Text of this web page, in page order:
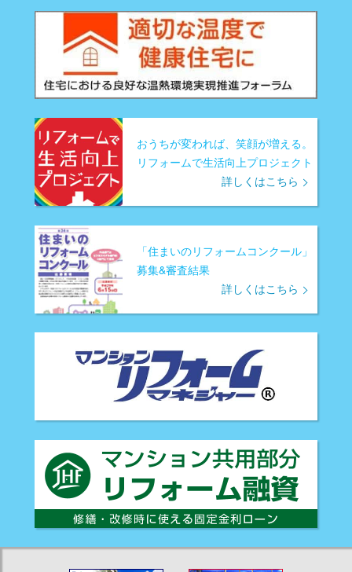
おうちが変われば、笑顔が増える。
リフォームで生活向上プロジェクト
詳しくはこちら
「住まいのリフォームコンクール」
募集&審査結果
詳しくはこちら